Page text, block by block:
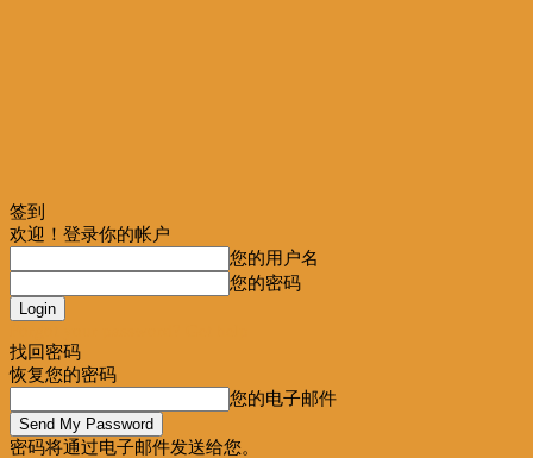
签到
欢迎！登录你的帐户
您的用户名
您的密码
找回密码
恢复您的密码
您的电子邮件
密码将通过电子邮件发送给您。